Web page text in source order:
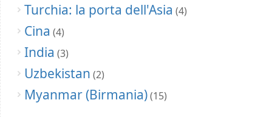
Turchia: la porta dell'Asia (4)
Cina (4)
India (3)
Uzbekistan (2)
Myanmar (Birmania)(15)